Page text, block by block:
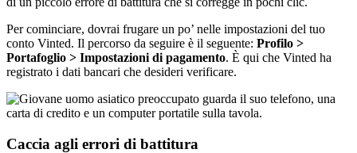
Per cominciare, dovrai frugare un po’ nelle impostazioni del tuo
conto Vinted. Il percorso da seguire è il seguente: Profilo >
Portafoglio > Impostazioni di pagamento. È qui che Vinted ha
registrato i dati bancari che desideri verificare.
Caccia agli errori di battitura